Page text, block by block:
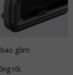
gồm:
rối.